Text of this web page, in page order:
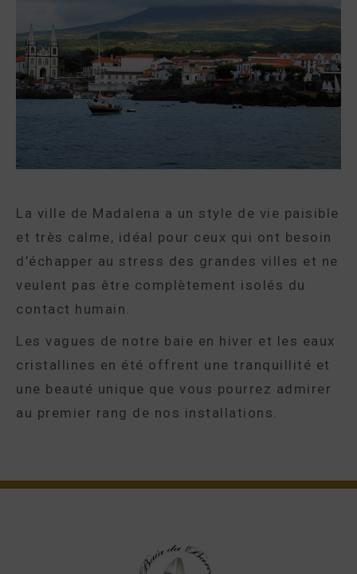
La ville de Madalena a un style de vie paisible
et très calme, idéal pour ceux qui ont besoin
d’échapper au stress des grandes villes et ne
veulent pas être complètement isolés du
contact humain.
Les vagues de notre baie en hiver et les eaux
cristallines en été offrent une tranquillité et
une beauté unique que vous pourrez admirer
au premier rang de nos installations.